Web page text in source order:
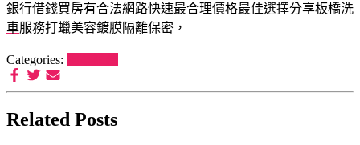
銀行借錢買房有合法網路快速最合理價格最佳選擇分享板橋洗
車服務打蠟美容鍍膜隔離保密，
Categories:
Related Posts